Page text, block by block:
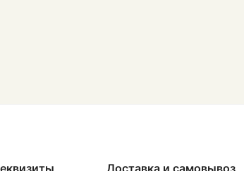
Доставка и самовывоз